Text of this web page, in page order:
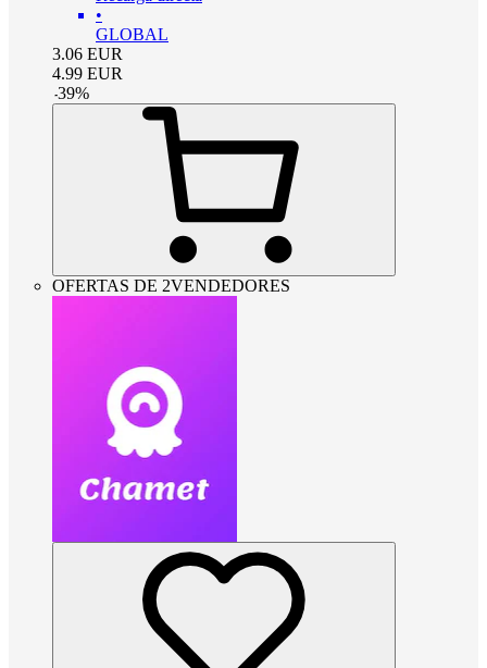
•
GLOBAL
3.06 EUR
4.99 EUR
-39%
OFERTAS DE 2VENDEDORES